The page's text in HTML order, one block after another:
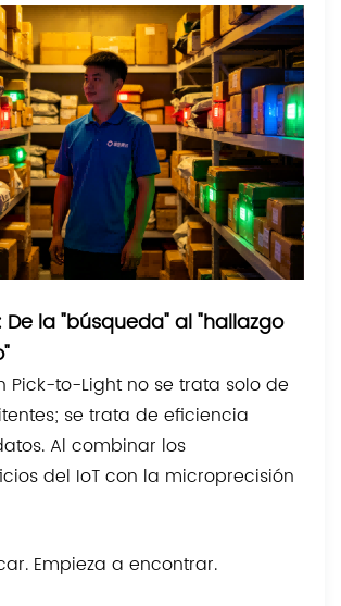
la "búsqueda" al "hallazgo
Pick-to-Light no se trata solo de
se trata de eficiencia
Al combinar los
del IoT con la microprecisión
Empieza a encontrar.